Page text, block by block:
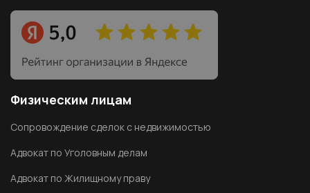
Физическим лицам
Сопровождение сделок с недвижимостью
Адвокат по Уголовным делам
Адвокат по Жилищному праву